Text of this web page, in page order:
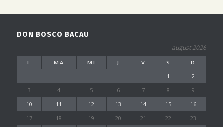
DON BOSCO BACAU
august 2026
L MA MI J V S
D
1
2
3
4 5 6 7 8
9
10
11 12 13 14 15
16
17
18 19 20 21 22
23